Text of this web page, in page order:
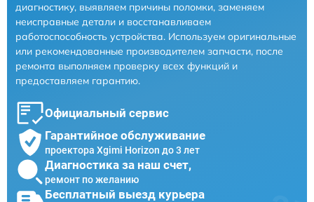
диагностику, выявляем причины поломки, заменяем
неисправные детали и восстанавливаем
работоспособность устройства. Используем оригинальные
или рекомендованные производителем запчасти, после
ремонта выполняем проверку всех функций и
предоставляем гарантию.
Официальный сервис
Гарантийное обслуживание
проектора Xgimi Horizon до 3 лет
Диагностика за наш счет,
ремонт по желанию
Бесплатный выезд курьера